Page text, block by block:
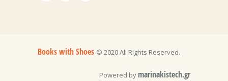
Books with Shoes © 2020 All Rights Reserved.
Powered by marinakistech.gr